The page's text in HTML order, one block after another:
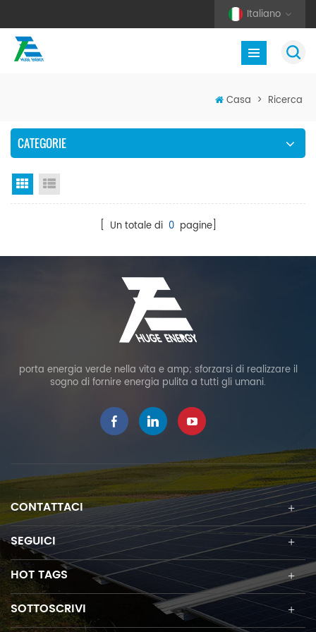
Italiano
Casa > Ricerca
CATEGORIE
Vista a griglia
[ Un totale di 0pagine]
porta energia verde nella vita e amp; sforzarsi di realizzare il
sogno di fornire energia pulita a tutti gli umani.
CONTATTACI
SEGUICI
HOT TAGS
SOTTOSCRIVI